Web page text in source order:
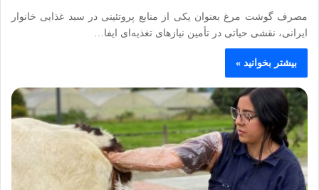
مصرف گوشت مرغ بعنوان یکی از منابع پروتئینی در سبد غذایی خانوار
ایرانی، نقشی حیاتی در تأمین نیازهای تغذیه‌ای ایفا…
بیشتر بخوانید »